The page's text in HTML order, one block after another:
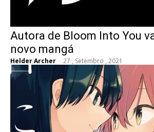
Autora de Bloom Into You
novo mangá
Helder Archer - 27 , Setembro , 2021